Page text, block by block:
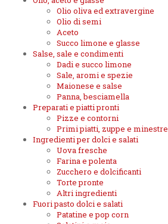
Olio oliva ed extravergine
Olio di semi
Aceto
Succo limone e glasse
Salse, sale e condimenti
Dadi e succo limone
Sale, aromi e spezie
Maionese e salse
Panna, besciamella
Preparati e piatti pronti
Pizze e contorni
Primi piatti, zuppe e minestre
Ingredienti per dolci e salati
Uova fresche
Farina e polenta
Zucchero e dolcificanti
Torte pronte
Altri ingredienti
Fuori pasto dolci e salati
Patatine e pop corn